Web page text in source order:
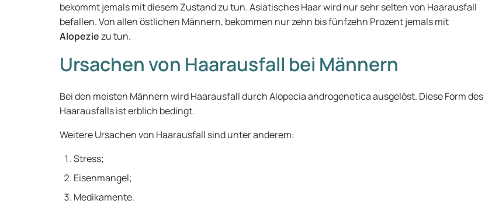
bekommt jemals mit diesem Zustand zu tun. Asiatisches Haar wird nur sehr selten von Haarausfall
befallen. Von allen östlichen Männern, bekommen nur zehn bis fünfzehn Prozent jemals mit
Alopeziezu tun.
Ursachen von Haarausfall bei Männern
Bei den meisten Männern wird Haarausfall durch Alopecia androgenetica ausgelöst. Diese Form des
Haarausfalls ist erblich bedingt.
Weitere Ursachen von Haarausfall sind unter anderem:
Stress;
Eisenmangel;
Medikamente.